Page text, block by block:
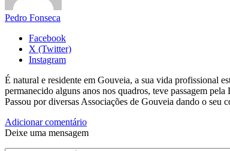
Pedro Fonseca
Facebook
X (Twitter)
Instagram
É natural e residente em Gouveia, a sua vida profissional
permanecido alguns anos nos quadros, teve passagem
Passou por diversas Associações de Gouveia dando o seu
Adicionar comentário
Deixe uma mensagem